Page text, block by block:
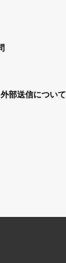
部送信について